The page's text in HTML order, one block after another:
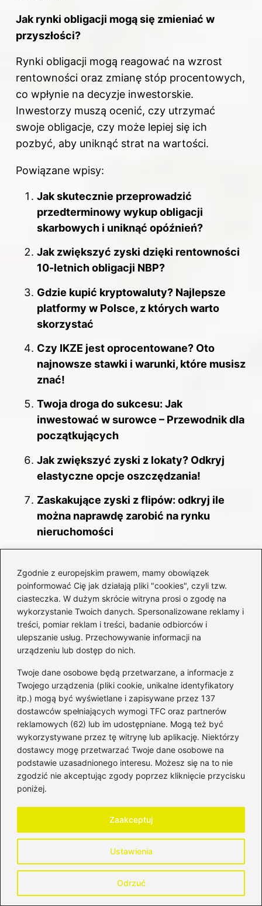
Zgodnie z europejskim prawem, mamy obowiązek
poinformować Cię jak działają pliki "cookies", czyli tzw.
ciasteczka. W dużym skrócie witryna prosi o zgodę na
wykorzystanie Twoich danych. Spersonalizowane reklamy i
treści, pomiar reklam i treści, badanie odbiorców i
ulepszanie usług. Przechowywanie informacji na
urządzeniu lub dostęp do nich.
Twoje dane osobowe będą przetwarzane, a informacje z
Twojego urządzenia (pliki cookie, unikalne identyfikatory
itp.) mogą być wyświetlane i zapisywane przez 137
dostawców spełniających wymogi TFC oraz partnerów
reklamowych (62) lub im udostępniane. Mogą też być
wykorzystywane przez tę witrynę lub aplikację. Niektórzy
dostawcy mogę przetwarzać Twoje dane osobowe na
podstawie uzasadnionego interesu. Możesz się na to nie
zgodzić nie akceptując zgody poprzez kliknięcie przycisku
poniżej.
Ustawienia
Odrzuć
Zaakceptuj
Jak rynki obligacji mogą się zmieniać w
przyszłości?
Rynki obligacji mogą reagować na wzrost
rentowności oraz zmianę stóp procentowych,
co wpłynie na decyzje inwestorskie.
Inwestorzy muszą ocenić, czy utrzymać
swoje obligacje, czy może lepiej się ich
pozbyć, aby uniknąć strat na wartości.
Powiązane wpisy:
Jak skutecznie przeprowadzić
przedterminowy wykup obligacji
skarbowych i uniknąć opóźnień?
Jak zwiększyć zyski dzięki rentowności
10-letnich obligacji NBP?
Gdzie kupić kryptowaluty? Najlepsze
platformy w Polsce, z których warto
skorzystać
Czy IKZE jest oprocentowane? Oto
najnowsze stawki i warunki, które musisz
znać!
Twoja droga do sukcesu: Jak
inwestować w surowce – Przewodnik dla
początkujących
Jak zwiększyć zyski z lokaty? Odkryj
elastyczne opcje oszczędzania!
Zaskakujące zyski z flipów: odkryj ile
można naprawdę zarobić na rynku
nieruchomości
korzyści, które mogą zaskoczyć!
Staking kryptowalut – Przewodnik po
pasywnym dochodzie dla
początkujących
Anioły biznesu – wszystko, co musisz
wiedzieć o inwestycjach w startupy
10-letnie obligacje skarbowe
Analiza zysków i ryzyka
Inwestowanie długoterminowe w obligacje
Perspektywy rynku obligacji
Porównanie instrumentów finansowych